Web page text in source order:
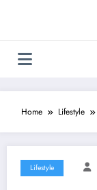
Home Lifestyle
Lifestyle